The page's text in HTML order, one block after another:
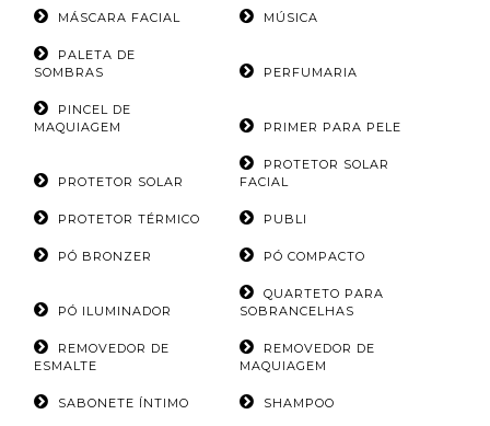
MÁSCARA FACIAL MÚSICA
PALETA DE
SOMBRAS
PERFUMARIA
PINCEL DE
MAQUIAGEM
PRIMER PARA PELE
PROTETOR SOLAR
PROTETOR SOLAR
FACIAL
PROTETOR TÉRMICO PUBLI
PÓ BRONZER PÓ COMPACTO
PÓ ILUMINADOR
QUARTETO PARA
SOBRANCELHAS
REMOVEDOR DE
ESMALTE
REMOVEDOR DE
MAQUIAGEM
SABONETE ÍNTIMO SHAMPOO